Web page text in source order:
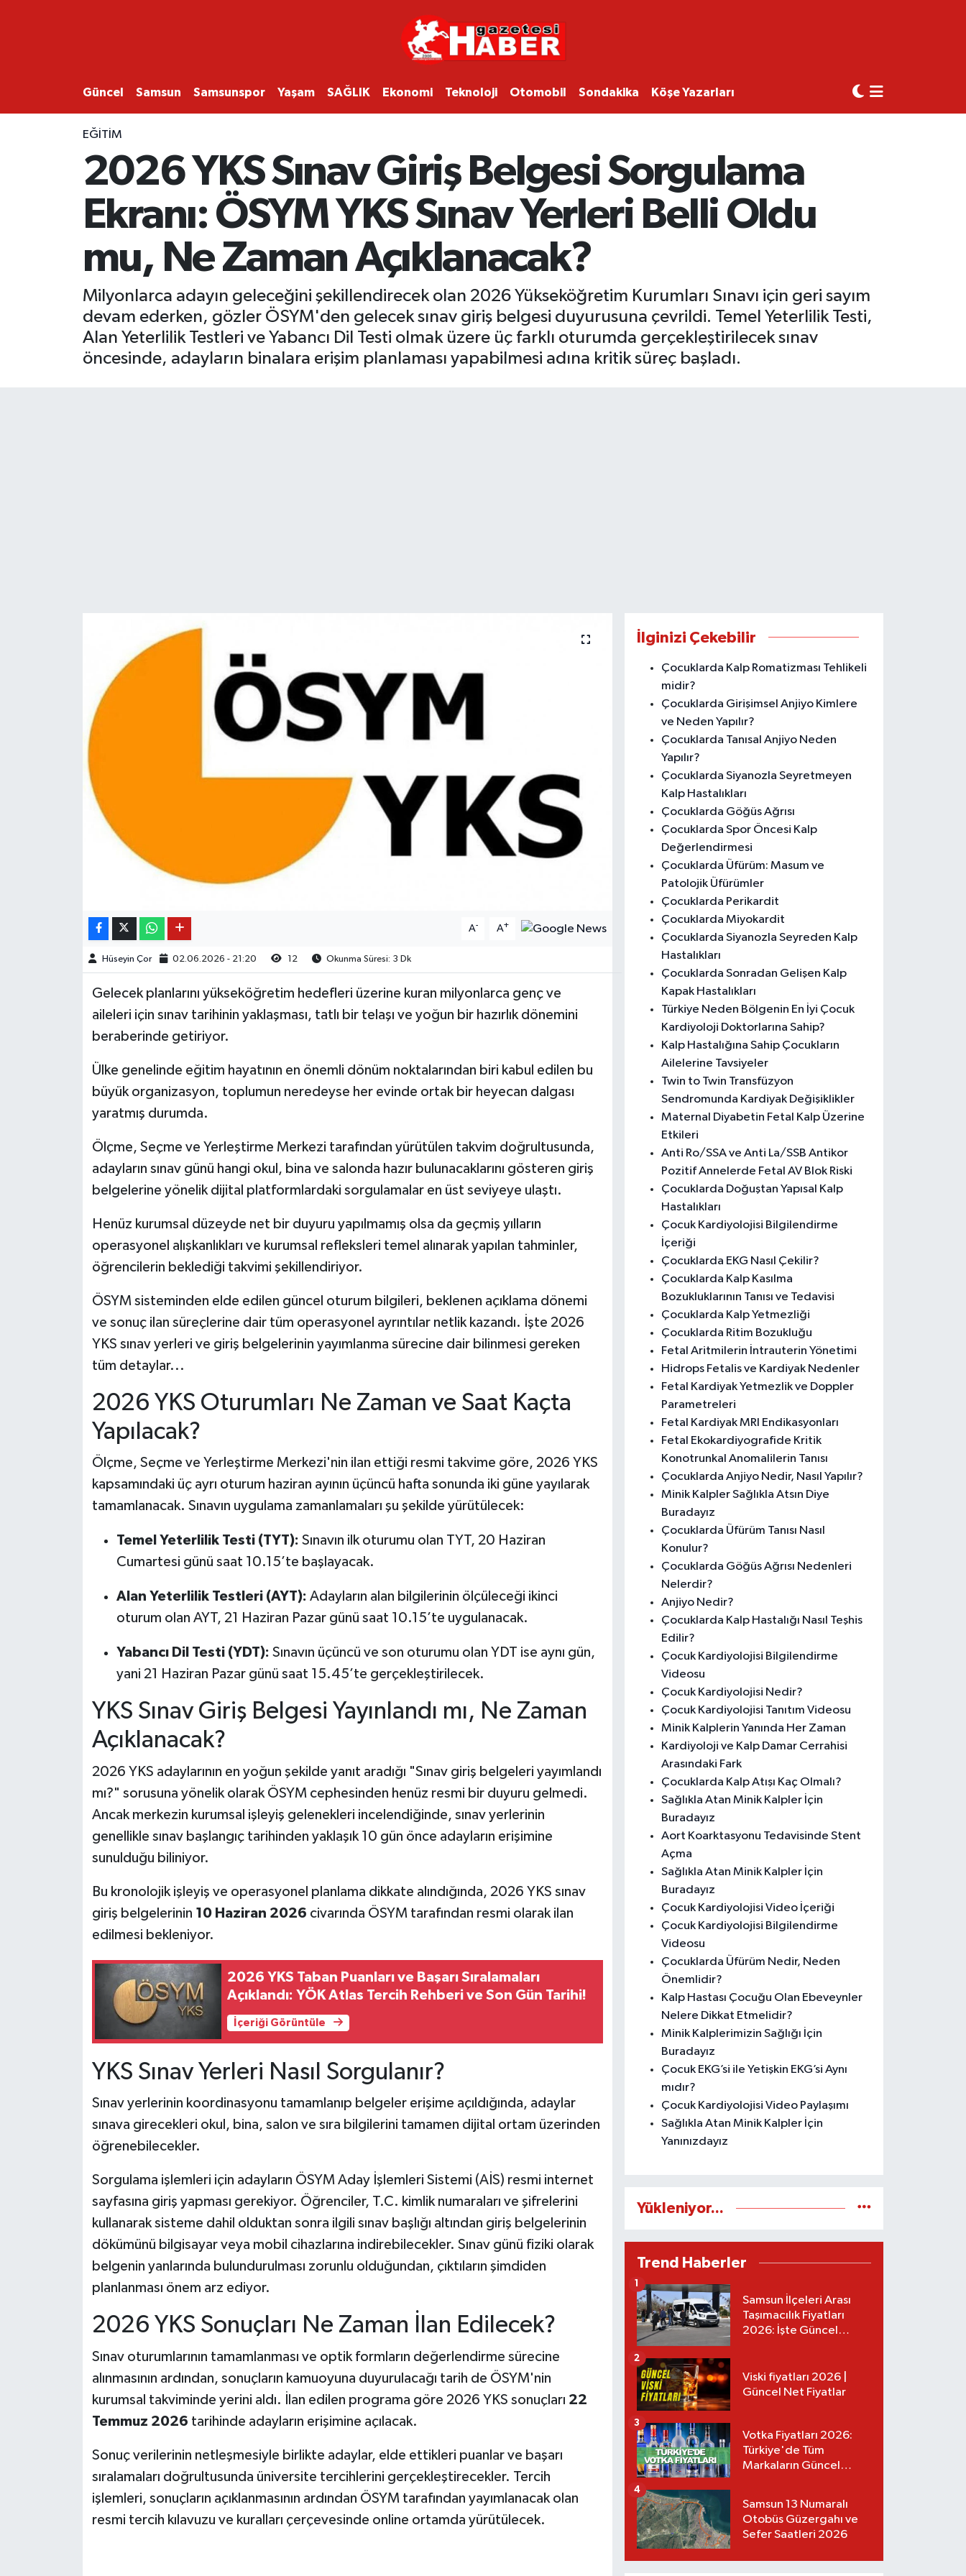
Güncel Samsun Samsunspor Yaşam SAĞLIK Ekonomi Teknoloji Otomobil Sondakika Köşe Yazarları
EĞITIM
2026 YKS Sınav Giriş Belgesi Sorgulama
Ekranı: ÖSYM YKS Sınav Yerleri Belli Oldu
mu, Ne Zaman Açıklanacak?
Milyonlarca adayın geleceğini şekillendirecek olan 2026 Yükseköğretim Kurumları Sınavı için geri sayım
devam ederken, gözler ÖSYM'den gelecek sınav giriş belgesi duyurusuna çevrildi. Temel Yeterlilik Testi,
Alan Yeterlilik Testleri ve Yabancı Dil Testi olmak üzere üç farklı oturumda gerçekleştirilecek sınav
öncesinde, adayların binalara erişim planlaması yapabilmesi adına kritik süreç başladı.
A- A+
Hüseyin Çor 02.06.2026 - 21:20 12 Okunma Süresi: 3 Dk
Gelecek planlarını yükseköğretim hedefleri üzerine kuran milyonlarca genç ve
aileleri için sınav tarihinin yaklaşması, tatlı bir telaşı ve yoğun bir hazırlık dönemini
beraberinde getiriyor.
Ülke genelinde eğitim hayatının en önemli dönüm noktalarından biri kabul edilen bu
büyük organizasyon, toplumun neredeyse her evinde ortak bir heyecan dalgası
yaratmış durumda.
Ölçme, Seçme ve Yerleştirme Merkezi tarafından yürütülen takvim doğrultusunda,
adayların sınav günü hangi okul, bina ve salonda hazır bulunacaklarını gösteren giriş
belgelerine yönelik dijital platformlardaki sorgulamalar en üst seviyeye ulaştı.
Henüz kurumsal düzeyde net bir duyuru yapılmamış olsa da geçmiş yılların
operasyonel alışkanlıkları ve kurumsal refleksleri temel alınarak yapılan tahminler,
öğrencilerin beklediği takvimi şekillendiriyor.
ÖSYM sisteminden elde edilen güncel oturum bilgileri, beklenen açıklama dönemi
ve sonuç ilan süreçlerine dair tüm operasyonel ayrıntılar netlik kazandı. İşte 2026
YKS sınav yerleri ve giriş belgelerinin yayımlanma sürecine dair bilinmesi gereken
tüm detaylar...
2026 YKS Oturumları Ne Zaman ve Saat Kaçta
Yapılacak?
Ölçme, Seçme ve Yerleştirme Merkezi'nin ilan ettiği resmi takvime göre, 2026 YKS
kapsamındaki üç ayrı oturum haziran ayının üçüncü hafta sonunda iki güne yayılarak
tamamlanacak. Sınavın uygulama zamanlamaları şu şekilde yürütülecek:
Temel Yeterlilik Testi (TYT): Sınavın ilk oturumu olan TYT, 20 Haziran
Cumartesi günü saat 10.15’te başlayacak.
Alan Yeterlilik Testleri (AYT): Adayların alan bilgilerinin ölçüleceği ikinci
oturum olan AYT, 21 Haziran Pazar günü saat 10.15’te uygulanacak.
Yabancı Dil Testi (YDT): Sınavın üçüncü ve son oturumu olan YDT ise aynı gün,
yani 21 Haziran Pazar günü saat 15.45’te gerçekleştirilecek.
YKS Sınav Giriş Belgesi Yayınlandı mı, Ne Zaman
Açıklanacak?
2026 YKS adaylarının en yoğun şekilde yanıt aradığı "Sınav giriş belgeleri yayımlandı
mı?" sorusuna yönelik olarak ÖSYM cephesinden henüz resmi bir duyuru gelmedi.
Ancak merkezin kurumsal işleyiş gelenekleri incelendiğinde, sınav yerlerinin
genellikle sınav başlangıç tarihinden yaklaşık 10 gün önce adayların erişimine
sunulduğu biliniyor.
Bu kronolojik işleyiş ve operasyonel planlama dikkate alındığında, 2026 YKS sınav
giriş belgelerinin 10 Haziran 2026 civarında ÖSYM tarafından resmi olarak ilan
edilmesi bekleniyor.
2026 YKS Taban Puanları ve Başarı Sıralamaları
Açıklandı: YÖK Atlas Tercih Rehberi ve Son Gün Tarihi!
İçeriği Görüntüle
YKS Sınav Yerleri Nasıl Sorgulanır?
Sınav yerlerinin koordinasyonu tamamlanıp belgeler erişime açıldığında, adaylar
sınava girecekleri okul, bina, salon ve sıra bilgilerini tamamen dijital ortam üzerinden
öğrenebilecekler.
Sorgulama işlemleri için adayların ÖSYM Aday İşlemleri Sistemi (AİS) resmi internet
sayfasına giriş yapması gerekiyor. Öğrenciler, T.C. kimlik numaraları ve şifrelerini
kullanarak sisteme dahil olduktan sonra ilgili sınav başlığı altından giriş belgelerinin
dökümünü bilgisayar veya mobil cihazlarına indirebilecekler. Sınav günü fiziki olarak
belgenin yanlarında bulundurulması zorunlu olduğundan, çıktıların şimdiden
planlanması önem arz ediyor.
2026 YKS Sonuçları Ne Zaman İlan Edilecek?
Sınav oturumlarının tamamlanması ve optik formların değerlendirme sürecine
alınmasının ardından, sonuçların kamuoyuna duyurulacağı tarih de ÖSYM'nin
kurumsal takviminde yerini aldı. İlan edilen programa göre 2026 YKS sonuçları 22
Temmuz 2026 tarihinde adayların erişimine açılacak.
Sonuç verilerinin netleşmesiyle birlikte adaylar, elde ettikleri puanlar ve başarı
sıralamaları doğrultusunda üniversite tercihlerini gerçekleştirecekler. Tercih
işlemleri, sonuçların açıklanmasının ardından ÖSYM tarafından yayımlanacak olan
resmi tercih kılavuzu ve kuralları çerçevesinde online ortamda yürütülecek.
İlginizi Çekebilir
Çocuklarda Kalp Romatizması Tehlikeli
midir?
Çocuklarda Girişimsel Anjiyo Kimlere
ve Neden Yapılır?
Çocuklarda Tanısal Anjiyo Neden
Yapılır?
Çocuklarda Siyanozla Seyretmeyen
Kalp Hastalıkları
Çocuklarda Göğüs Ağrısı
Çocuklarda Spor Öncesi Kalp
Değerlendirmesi
Çocuklarda Üfürüm: Masum ve
Patolojik Üfürümler
Çocuklarda Perikardit
Çocuklarda Miyokardit
Çocuklarda Siyanozla Seyreden Kalp
Hastalıkları
Çocuklarda Sonradan Gelişen Kalp
Kapak Hastalıkları
Türkiye Neden Bölgenin En İyi Çocuk
Kardiyoloji Doktorlarına Sahip?
Kalp Hastalığına Sahip Çocukların
Ailelerine Tavsiyeler
Twin to Twin Transfüzyon
Sendromunda Kardiyak Değişiklikler
Maternal Diyabetin Fetal Kalp Üzerine
Etkileri
Anti Ro/SSA ve Anti La/SSB Antikor
Pozitif Annelerde Fetal AV Blok Riski
Çocuklarda Doğuştan Yapısal Kalp
Hastalıkları
Çocuk Kardiyolojisi Bilgilendirme
İçeriği
Çocuklarda EKG Nasıl Çekilir?
Çocuklarda Kalp Kasılma
Bozukluklarının Tanısı ve Tedavisi
Çocuklarda Kalp Yetmezliği
Çocuklarda Ritim Bozukluğu
Fetal Aritmilerin İntrauterin Yönetimi
Hidrops Fetalis ve Kardiyak Nedenler
Fetal Kardiyak Yetmezlik ve Doppler
Parametreleri
Fetal Kardiyak MRI Endikasyonları
Fetal Ekokardiyografide Kritik
Konotrunkal Anomalilerin Tanısı
Çocuklarda Anjiyo Nedir, Nasıl Yapılır?
Minik Kalpler Sağlıkla Atsın Diye
Buradayız
Çocuklarda Üfürüm Tanısı Nasıl
Konulur?
Çocuklarda Göğüs Ağrısı Nedenleri
Nelerdir?
Anjiyo Nedir?
Çocuklarda Kalp Hastalığı Nasıl Teşhis
Edilir?
Çocuk Kardiyolojisi Bilgilendirme
Videosu
Çocuk Kardiyolojisi Nedir?
Çocuk Kardiyolojisi Tanıtım Videosu
Minik Kalplerin Yanında Her Zaman
Kardiyoloji ve Kalp Damar Cerrahisi
Arasındaki Fark
Çocuklarda Kalp Atışı Kaç Olmalı?
Sağlıkla Atan Minik Kalpler İçin
Buradayız
Aort Koarktasyonu Tedavisinde Stent
Açma
Sağlıkla Atan Minik Kalpler İçin
Buradayız
Çocuk Kardiyolojisi Video İçeriği
Çocuk Kardiyolojisi Bilgilendirme
Videosu
Çocuklarda Üfürüm Nedir, Neden
Önemlidir?
Kalp Hastası Çocuğu Olan Ebeveynler
Nelere Dikkat Etmelidir?
Minik Kalplerimizin Sağlığı İçin
Buradayız
Çocuk EKG’si ile Yetişkin EKG’si Aynı
mıdır?
Çocuk Kardiyolojisi Video Paylaşımı
Sağlıkla Atan Minik Kalpler İçin
Yanınızdayız
Yükleniyor...
Trend Haberler
Samsun İlçeleri Arası
Taşımacılık Fiyatları
2026: İşte Güncel
1
Viski fiyatları 2026 |
Güncel Net Fiyatlar
2
Votka Fiyatları 2026:
Türkiye'de Tüm
Markaların Güncel
3
Samsun 13 Numaralı
Otobüs Güzergahı ve
Sefer Saatleri 2026
4
SAMSUN
SAMSUNSPOR
EKONOMİ